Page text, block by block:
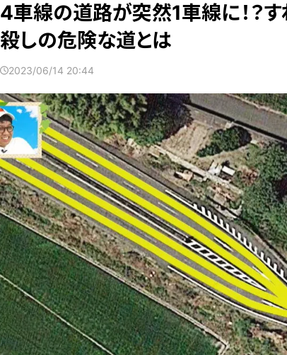
4車線の道路が突然1車線に！？
殺しの危険な道とは
2023/06/14 20:44